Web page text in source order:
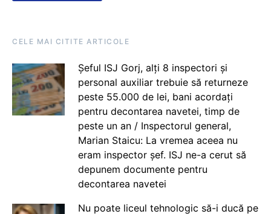
CELE MAI CITITE ARTICOLE
Șeful ISJ Gorj, alți 8 inspectori și
personal auxiliar trebuie să returneze
peste 55.000 de lei, bani acordați
pentru decontarea navetei, timp de
peste un an / Inspectorul general,
Marian Staicu: La vremea aceea nu
eram inspector șef. ISJ ne-a cerut să
depunem documente pentru
decontarea navetei
Nu poate liceul tehnologic să-i ducă pe